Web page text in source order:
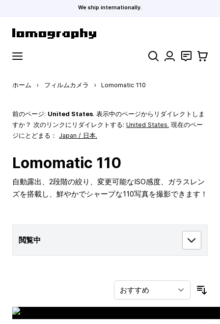
We ship internationally.
検索 お問い合わ
カート
ホーム › フィルムカメラ › Lomomatic 110
前のページ: United States. 表示中のページからリダイレクトしま
すか？ 次のリンクにリダイレクトする: United States. 現在のペー
ジにとどまる： Japan / 日本.
Lomomatic 110
自動露出、2段階の絞り、変更可能なISO感度、ガラスレン
ズを搭載し、鮮やかでシャープな110写真を撮影できます！
閲覧中